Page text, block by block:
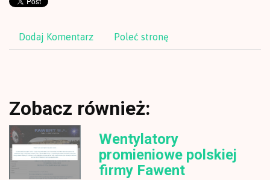
Dodaj Komentarz Poleć stronę
Zobacz również:
Wentylatory
promieniowe polskiej
firmy Fawent